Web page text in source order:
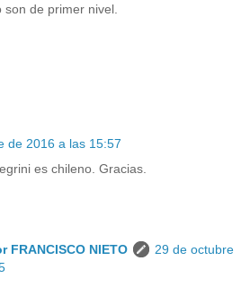
son de primer nivel.
de 2016 a las 15:57
es chileno. Gracias.
FRANCISCO NIETO
29 de octubre